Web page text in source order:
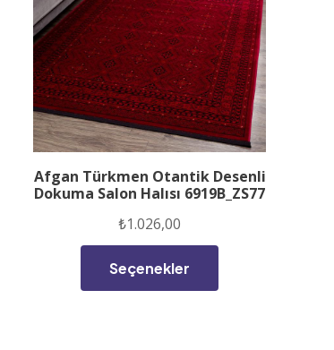
Afgan Türkmen Otantik Desenli
Dokuma Salon Halısı 6919B_ZS77
₺1.026,00
Seçenekler